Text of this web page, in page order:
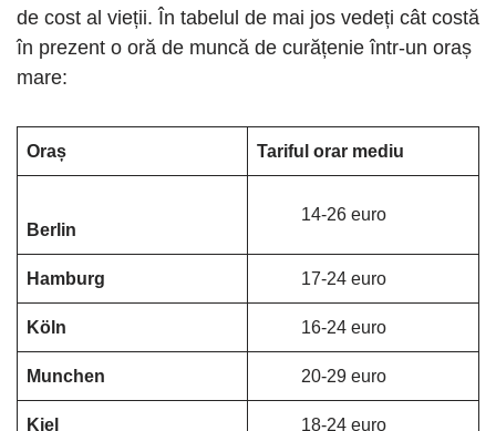
de cost al vieții. În tabelul de mai jos vedeți cât costă
în prezent o oră de muncă de curățenie într-un oraș
mare:
Oraș Tariful orar mediu
Berlin
14-26 euro
Hamburg 17-24 euro
Köln 16-24 euro
Munchen 20-29 euro
Kiel 18-24 euro